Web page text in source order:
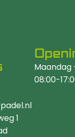
1
Maandag
08:00-